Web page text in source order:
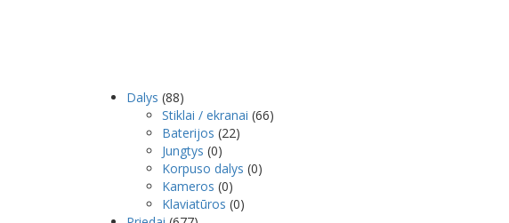
Dalys (88)
Stiklai / ekranai (66)
Baterijos (22)
Jungtys (0)
Korpuso dalys (0)
Kameros (0)
Klaviatūros (0)